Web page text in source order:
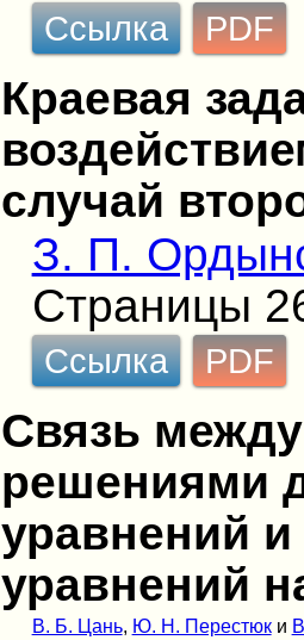
Ссылка PDF
Краевая
случай
З. П.
Страницы
Ссылка PDF
Связь
решениями
уравнений
уравнений
В. Б. Цань, Ю. Н. Перестюки